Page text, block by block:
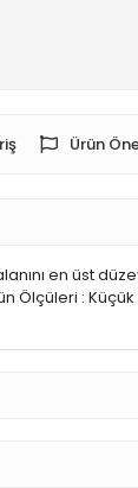
Ürün
en üst
Ölçüleri :